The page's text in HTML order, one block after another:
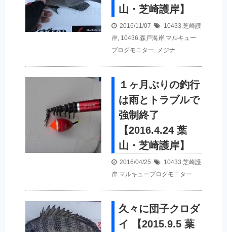
山・芝崎護岸】
2016/11/07
10433.芝崎護
岸, 10436.森戸海岸 マルキュー
ブログモニター, メジナ
１ヶ月ぶりの釣行
は雨とトラブルで
強制終了
【2016.4.24 葉
山・芝崎護岸】
2016/04/25
10433.芝崎護
岸 マルキューブログモニター
久々に団子クロダ
イ 【2015.9.5 葉